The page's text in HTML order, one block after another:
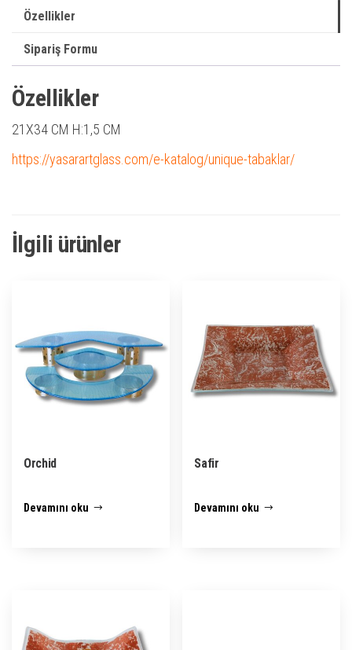
Özellikler
Sipariş Formu
Özellikler
21X34 CM H:1,5 CM
https://yasarartglass.com/e-katalog/unique-tabaklar/
İlgili ürünler
Orchid
Devamını oku
Safir
Devamını oku